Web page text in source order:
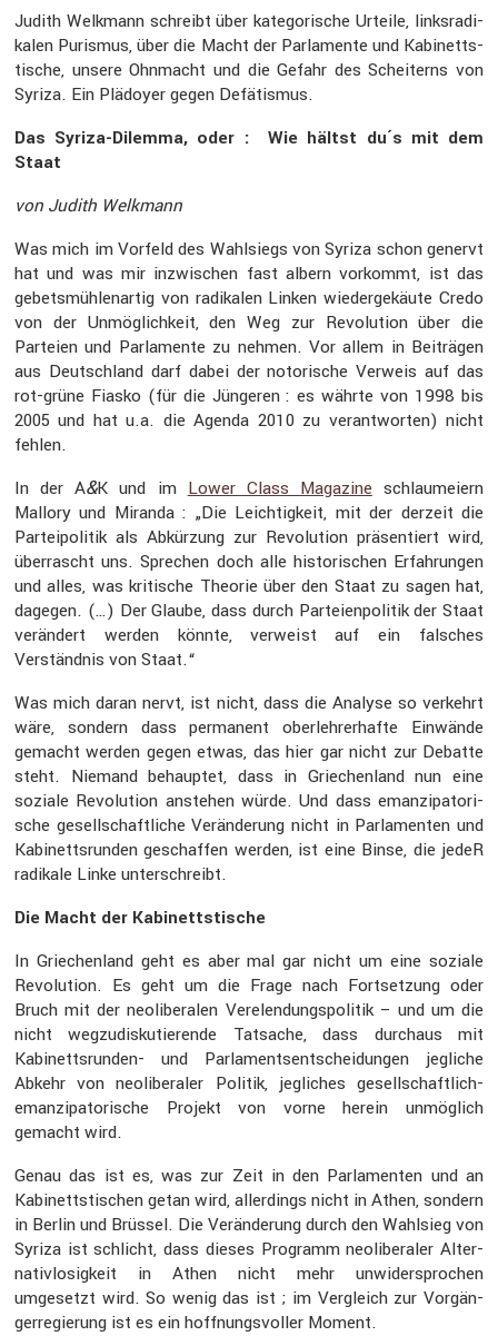
Judith Welkmann schreibt über katego­ri­sche Urteile, links­ra­di­
kalen Purismus, über die Macht der Parla­mente und Kabinetts­
ti­sche, unsere Ohnmacht und die Gefahr des Schei­terns von
Syriza. Ein Plädoyer gegen Defätismus.
Das Syriza-Dilemma, oder : Wie hältst du´s mit dem
Staat
von Judith Welkmann
Was mich im Vorfeld des Wahlsiegs von Syriza schon genervt
hat und was mir inzwi­schen fast albern vorkommt, ist das
gebets­müh­len­artig von radikalen Linken wieder­ge­käute Credo
von der Unmög­lich­keit, den Weg zur Revolu­tion über die
Parteien und Parla­mente zu nehmen. Vor allem in Beiträgen
aus Deutsch­land darf dabei der notori­sche Verweis auf das
rot-grüne Fiasko (für die Jüngeren : es währte von 1998 bis
2005 und hat u.a. die Agenda 2010 zu verant­worten) nicht
fehlen.
In der A&K und im Lower Class Magazineschlau­meiern
Mallory und Miranda : „Die Leich­tig­keit, mit der derzeit die
Partei­po­litik als Abkür­zung zur Revolu­tion präsen­tiert wird,
überrascht uns. Sprechen doch alle histo­ri­schen Erfah­rungen
und alles, was kriti­sche Theorie über den Staat zu sagen hat,
dagegen. (…) Der Glaube, dass durch Partei­en­po­litik der Staat
verän­dert werden könnte, verweist auf ein falsches
Verständnis von Staat.“
Was mich daran nervt, ist nicht, dass die Analyse so verkehrt
wäre, sondern dass perma­nent oberleh­rer­hafte Einwände
gemacht werden gegen etwas, das hier gar nicht zur Debatte
steht. Niemand behauptet, dass in Griechen­land nun eine
soziale Revolu­tion anstehen würde. Und dass emanzi­pa­to­ri­
sche gesell­schaft­liche Verän­de­rung nicht in Parla­menten und
Kabinetts­runden geschaffen werden, ist eine Binse, die jedeR
radikale Linke unter­schreibt.
Die Macht der Kabinetts­ti­sche
In Griechen­land geht es aber mal gar nicht um eine soziale
Revolu­tion. Es geht um die Frage nach Fortset­zung oder
Bruch mit der neoli­be­ralen Verelen­dungs­po­litik – und um die
nicht wegzu­dis­ku­tie­rende Tatsache, dass durchaus mit
Kabinetts­runden- und Parla­ments­ent­schei­dungen jegliche
Abkehr von neoli­be­raler Politik, jegli­ches gesell­schaft­lich-
emanzi­pa­to­ri­sche Projekt von vorne herein unmög­lich
gemacht wird.
Genau das ist es, was zur Zeit in den Parla­menten und an
Kabinetts­ti­schen getan wird, aller­dings nicht in Athen, sondern
in Berlin und Brüssel. Die Verän­de­rung durch den Wahlsieg von
Syriza ist schlicht, dass dieses Programm neoli­be­raler Alter­
na­tiv­lo­sig­keit in Athen nicht mehr unwider­spro­chen
umgesetzt wird. So wenig das ist ; im Vergleich zur Vorgän­
ger­re­gie­rung ist es ein hoffnungs­voller Moment.